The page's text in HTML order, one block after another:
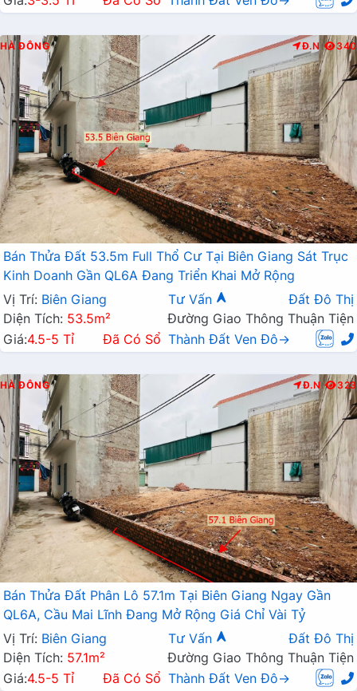
HÀ ĐÔNG Đ.N 340
Bán Thửa Đất 53.5m Full Thổ Cư Tại Biên Giang Sát Trục
Kinh Doanh Gần QL6A Đang Triển Khai Mở Rộng
Vị Trí: Biên Giang Tư Vấn
Đất Đô Thị
Diện Tích: 53.5m²
Đường Giao Thông Thuận Tiện
Giá:4.5-5 Tỉ Đã Có Sổ Thành Đất Ven Đô→
HÀ ĐÔNG Đ.N 323
Bán Thửa Đất Phân Lô 57.1m Tại Biên Giang Ngay Gần
QL6A, Cầu Mai Lĩnh Đang Mở Rộng Giá Chỉ Vài Tỷ
Vị Trí: Biên Giang Tư Vấn
Đất Đô Thị
Diện Tích: 57.1m²
Đường Giao Thông Thuận Tiện
Giá:4.5-5 Tỉ Đã Có Sổ Thành Đất Ven Đô→